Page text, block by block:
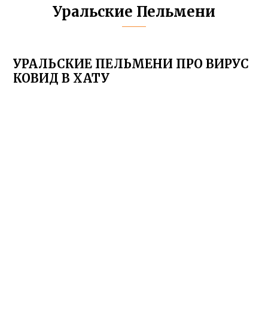
Уральские Пельмени
УРАЛЬСКИЕ ПЕЛЬМЕНИ ПРО ВИРУС
КОВИД В ХАТУ